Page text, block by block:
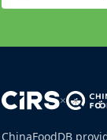
×
ChinaFoodDB